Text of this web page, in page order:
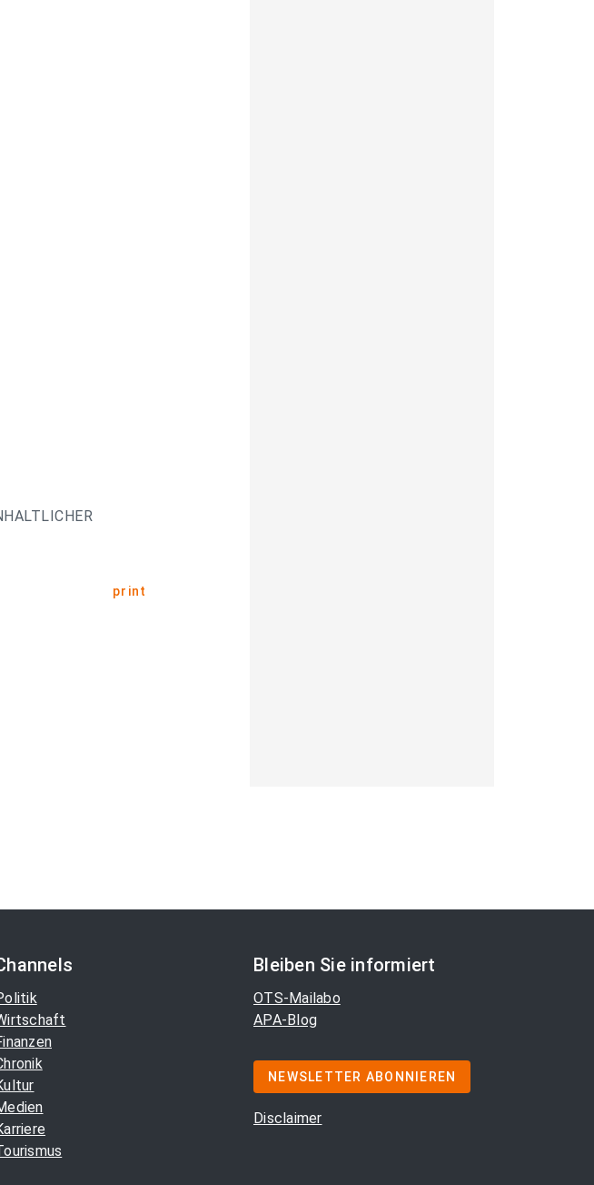
print
Bleiben Sie informiert
OTS-Mailabo
APA-Blog
NEWSLETTER ABONNIEREN
Disclaimer